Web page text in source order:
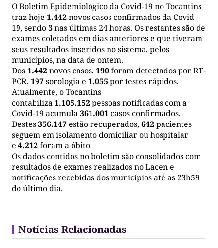
O Boletim Epidemiológico da Covid-19 no Tocantins
traz hoje 1.442novos casos confirmados da Covid-
19, sendo3nas últimas 24 horas. Os restantes são de
exames coletados em dias anteriores e que tiveram
seus resultados inseridos no sistema, pelos
municípios, na data de ontem.
Dos1.442novos casos, 190foram detectados por RT-
PCR, 197sorologia e 1.055por testes rápidos.
Atualmente, o Tocantins
contabiliza1.105.152pessoas notificadas com a
Covid-19 acumula361.001 casos confirmados.
Destes356.147estão recuperados, 642pacientes
seguem em isolamento domiciliar ou hospitalar
e 4.212foram a óbito.
Os dados contidos no boletim são consolidados com
resultados de exames realizados no Lacen e
notificações recebidas dos municípios até as 23h59
do último dia.
Notícias Relacionadas